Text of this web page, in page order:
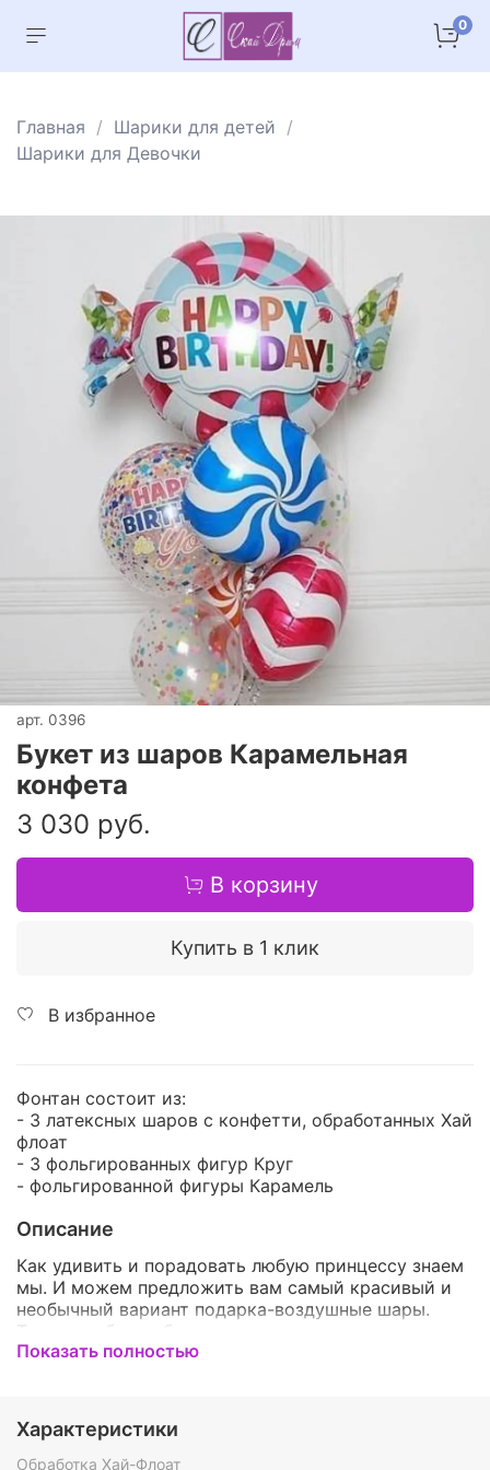
0
Главная
Шарики для детей
Шарики для Девочки
арт. 0396
Букет из шаров Карамельная
конфета
3 030 руб.
В корзину
Купить в 1 клик
В избранное
Фонтан состоит из:
- 3 латексных шаров с конфетти, обработанных Хай
флоат
- 3 фольгированных фигур Круг
- фольгированной фигуры Карамель
Описание
Как удивить и порадовать любую принцессу знаем
мы. И можем предложить вам самый красивый и
необычный вариант подарка-воздушные шары.
Такому набору обрадуется даже самая капризная
из принцесс. И он точно сможет её порадовать и
красивое и приятное дополнение к подарку,
которое точно понравится малышке. Такой набор
станет оригинальным украшением детского
Показать полностью
Характеристики
Обработка Хай-Флоат